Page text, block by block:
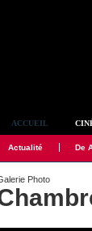
ACCUEIL
Actualité De
Photo